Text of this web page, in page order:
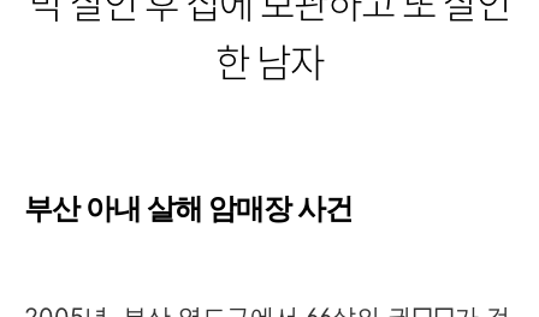
한 남자
부산 아내 살해 암매장 사건